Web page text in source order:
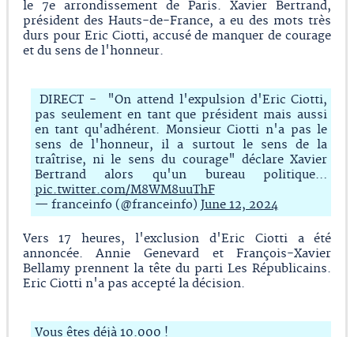
le 7e arrondissement de Paris. Xavier Bertrand,
président des Hauts-de-France, a eu des mots très
durs pour Eric Ciotti, accusé de manquer de courage
et du sens de l'honneur.
DIRECT - "On attend l'expulsion d'Eric Ciotti,
pas seulement en tant que président mais aussi
en tant qu'adhérent. Monsieur Ciotti n'a pas le
sens de l'honneur, il a surtout le sens de la
traîtrise, ni le sens du courage" déclare Xavier
Bertrand alors qu'un bureau politique…
pic.twitter.com/M8WM8uuThF
— franceinfo (@franceinfo) June 12, 2024
Vers 17 heures, l'exclusion d'Eric Ciotti a été
annoncée. Annie Genevard et François-Xavier
Bellamy prennent la tête du parti Les Républicains.
Eric Ciotti n'a pas accepté la décision.
Vous êtes déjà 10.000 !